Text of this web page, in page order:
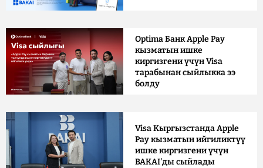
Optima Банк Apple Pay
кызматын ишке
киргизгени үчүн Visa
тарабынан сыйлыкка ээ
болду
Visa Кыргызстанда Apple
Pay кызматын ийгиликтүү
ишке киргизгени үчүн
BAKAI'ды сыйлады